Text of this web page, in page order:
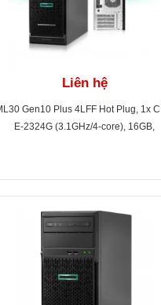
Liên hệ
Gen10 Plus 4LFF Hot Plug, 1x
E-2324G (3.1GHz/4-core), 16GB,